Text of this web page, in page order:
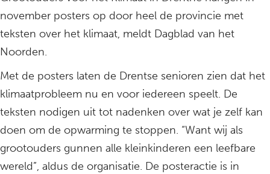
november posters op door heel de provincie met
teksten over het klimaat, meldt Dagblad van het
Noorden.
Met de posters laten de Drentse senioren zien dat het
klimaatprobleem nu en voor iedereen speelt. De
teksten nodigen uit tot nadenken over wat je zelf kan
doen om de opwarming te stoppen. “Want wij als
grootouders gunnen alle kleinkinderen een leefbare
wereld”, aldus de organisatie. De posteractie is in